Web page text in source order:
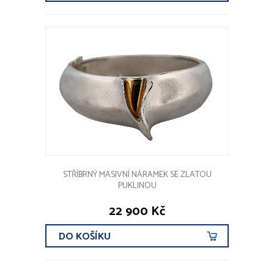
STŘÍBRNÝ MASIVNÍ NÁRAMEK SE ZLATOU
PUKLINOU
22 900 Kč
DO KOŠÍKU